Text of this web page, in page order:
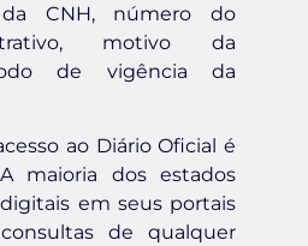
CNH, número do
motivo da
de vigência da
ao Diário Oficial é
maioria dos estados
em seus portais
de qualquer